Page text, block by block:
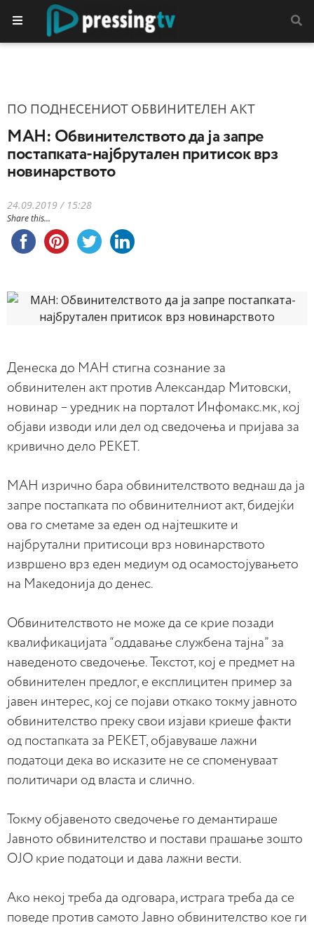
ПО ПОДНЕСЕНИОТ ОБВИНИТЕЛЕН АКТ
МАН: Обвинителството да ја запре
постапката-најбрутален притисок врз
новинарството
24.09.2019 / 15:28
Share this...
Денеска до МАН стигна сознание за
обвинителен акт против Александар Митовски,
новинар – уредник на порталот Инфомакс.мк, кој
објави изводи или дел од сведочења и пријава за
кривично дело РЕКЕТ.
МАН изрично бара обвинителството веднаш да ја
запре постапката по обвинителниот акт, бидејќи
ова го сметаме за еден од најтешките и
најбрутални притисоци врз новинарството
извршено врз еден медиум од осамостојувањето
на Македонија до денес.
Обвинителството не може да се крие позади
квалификацијата “оддавање службена тајна” за
наведеното сведочење. Текстот, кој е предмет на
обвинителен предлог, е експлицитен пример за
јавен интерес, кој се појави откако токму јавното
обвинителство преку свои изјави криеше факти
од постапката за РЕКЕТ, објавуваше лажни
податоци дека во исказите не се споменуваат
политичари од власта и слично.
Токму објавеното сведочење го демантираше
Јавното обвинителство и постави прашање зошто
ОЈО крие податоци и дава лажни вести.
Ако некој треба да одговара, истрага треба да се
поведе против самото Јавно обвинителство кое ги